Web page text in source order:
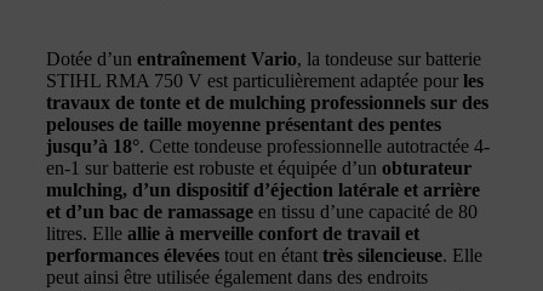
Dotée d’un entraînement Vario, la tondeuse sur batterie
STIHL RMA 750 V est particulièrement adaptée pour les
travaux de tonte et de mulching professionnels sur des
pelouses de taille moyenne présentant des pentes
jusqu’à 18°. Cette tondeuse professionnelle autotractée 4-
en-1 sur batterie est robuste et équipée d’un obturateur
mulching, d’un dispositif d’éjection latérale et arrière
et d’un bac de ramassage en tissu d’une capacité de 80
litres. Elle allie à merveille confort de travail et
performances élevées tout en étant très silencieuse. Elle
peut ainsi être utilisée également dans des endroits